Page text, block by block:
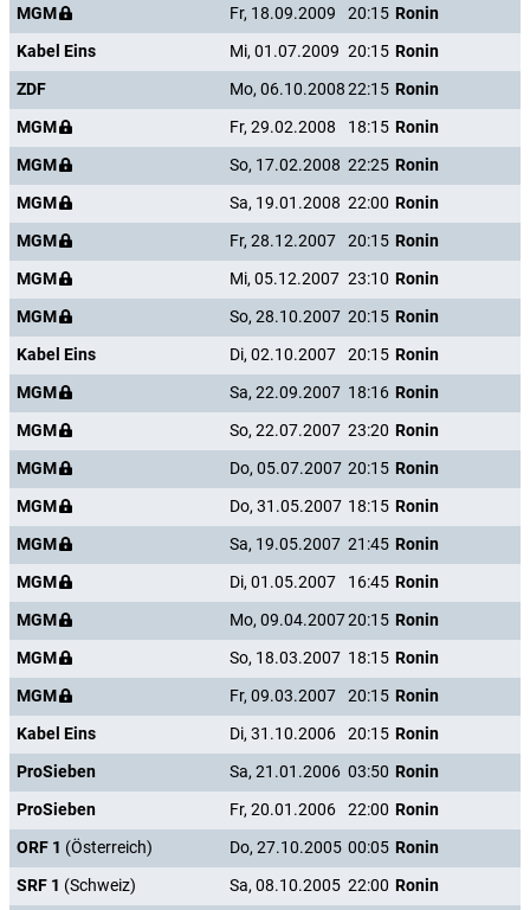
MGM
Fr, 18.09.2009 20:15 Ronin
Kabel Eins
Mi, 01.07.2009 20:15 Ronin
ZDF
Mo, 06.10.200822:15 Ronin
MGM
Fr, 29.02.2008 18:15 Ronin
MGM
So, 17.02.2008 22:25 Ronin
MGM
Sa, 19.01.2008 22:00 Ronin
MGM
Fr, 28.12.2007 20:15 Ronin
MGM
Mi, 05.12.2007 23:10 Ronin
MGM
So, 28.10.2007 20:15 Ronin
Kabel Eins
Di, 02.10.2007 20:15 Ronin
MGM
Sa, 22.09.2007 18:16 Ronin
MGM
So, 22.07.2007 23:20 Ronin
MGM
Do, 05.07.2007 20:15 Ronin
MGM
Do, 31.05.2007 18:15 Ronin
MGM
Sa, 19.05.2007 21:45 Ronin
MGM
Di, 01.05.2007 16:45 Ronin
MGM
Mo, 09.04.200720:15 Ronin
MGM
So, 18.03.2007 18:15 Ronin
MGM
Fr, 09.03.2007 20:15 Ronin
Kabel Eins
Di, 31.10.2006 20:15 Ronin
ProSieben
Sa, 21.01.2006 03:50 Ronin
ProSieben
Fr, 20.01.2006 22:00 Ronin
ORF 1 (Österreich) Do, 27.10.2005 00:05 Ronin
SRF 1 (Schweiz) Sa, 08.10.2005 22:00 Ronin